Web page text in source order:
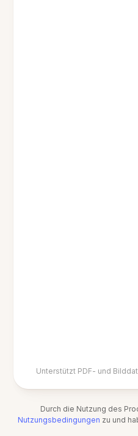
Unterstützt PDF- und
Durch die Nutzung des
Nutzungsbedingungen zu und